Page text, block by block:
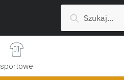
Search
sportowe